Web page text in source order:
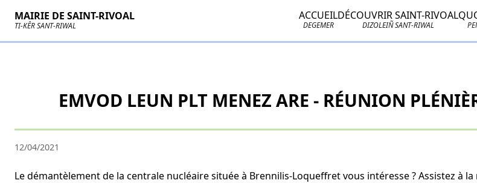
MAIRIE DE SAINT-RIVOAL
TI-KÊR SANT-RIWAL
ACCUEIL
DEGEMER
DÉCOUVRIR SAINT-RIVOAL
DIZOLEIÑ SANT-RIWAL
EMVOD LEUN PLT MENEZ ARE - RÉUNION
12/04/2021
Le démantèlement de la centrale nucléaire située à Brennilis-Loqueffret vous intéresse ? Assistez à